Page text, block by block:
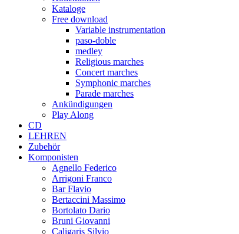
Kataloge
Free download
Variable instrumentation
paso-doble
medley
Religious marches
Concert marches
Symphonic marches
Parade marches
Ankündigungen
Play Along
CD
LEHREN
Zubehör
Komponisten
Agnello Federico
Arrigoni Franco
Bar Flavio
Bertaccini Massimo
Bortolato Dario
Bruni Giovanni
Caligaris Silvio